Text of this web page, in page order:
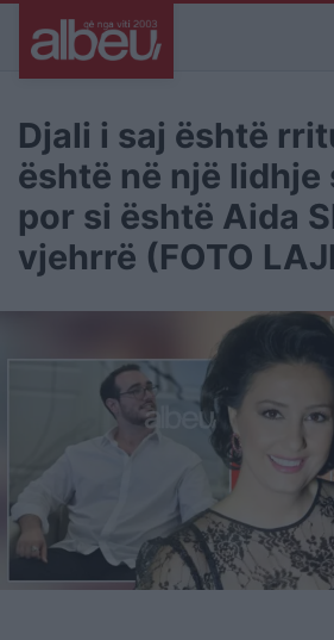
Djali i saj është
është në një lidhje
por si është Aida
vjehrrë (FOTO